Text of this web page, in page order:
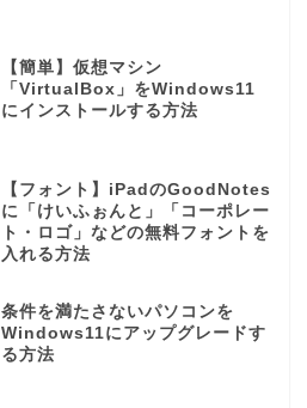
【簡単】仮想マシン
「VirtualBox」をWindows11
にインストールする方法
【フォント】iPadのGoodNotes
に「けいふぉんと」「コーポレー
ト・ロゴ」などの無料フォントを
入れる方法
条件を満たさないパソコンを
Windows11にアップグレードす
る方法